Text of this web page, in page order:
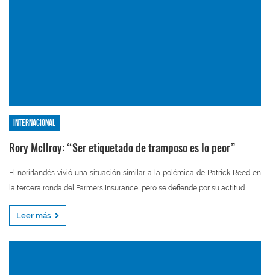
Internacional
Rory McIlroy: “Ser etiquetado de tramposo es lo peor”
El norirlandés vivió una situación similar a la polémica de Patrick Reed en
la tercera ronda del Farmers Insurance, pero se defiende por su actitud.
Leer más